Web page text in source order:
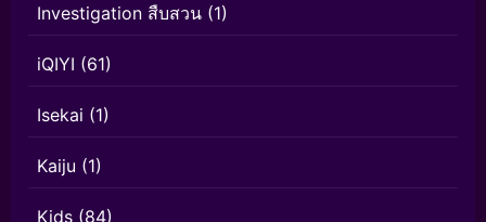
Investigation สืบสวน (1)
iQIYI (61)
Isekai (1)
Kaiju (1)
Kids (84)